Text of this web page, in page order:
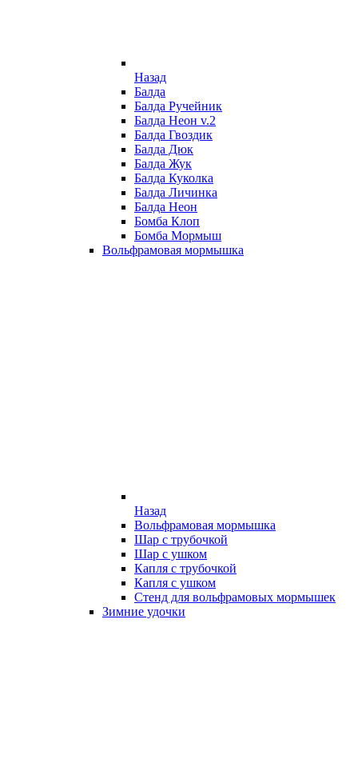
Назад
Балда
Балда Ручейник
Балда Неон v.2
Балда Гвоздик
Балда Дюк
Балда Жук
Балда Куколка
Балда Личинка
Балда Неон
Бомба Клоп
Бомба Мормыш
Вольфрамовая мормышка
Назад
Вольфрамовая мормышка
Шар с трубочкой
Шар с ушком
Капля с трубочкой
Капля с ушком
Стенд для вольфрамовых мормышек
Зимние удочки